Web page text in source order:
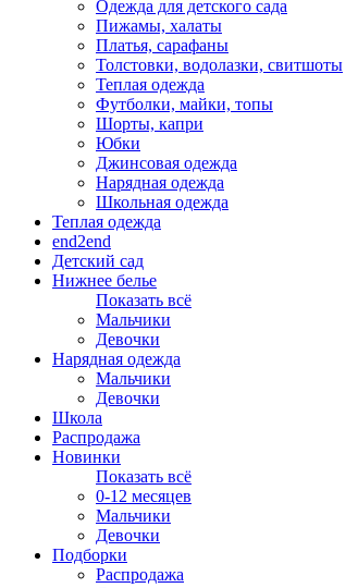
Одежда для детского сада
Пижамы, халаты
Платья, сарафаны
Толстовки, водолазки, свитшоты
Теплая одежда
Футболки, майки, топы
Шорты, капри
Юбки
Джинсовая одежда
Нарядная одежда
Школьная одежда
Теплая одежда
end2end
Детский сад
Нижнее белье
Показать всё
Мальчики
Девочки
Нарядная одежда
Мальчики
Девочки
Школа
Распродажа
Новинки
Показать всё
0-12 месяцев
Мальчики
Девочки
Подборки
Распродажа